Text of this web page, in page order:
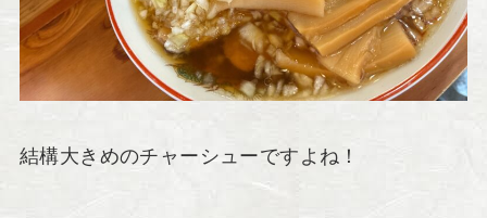
結構大きめのチャーシューですよね！